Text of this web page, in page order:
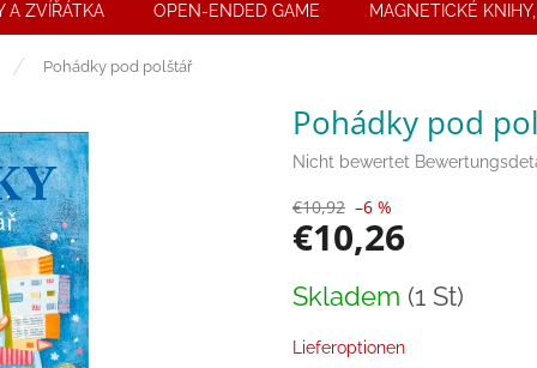
A ZVÍŘÁTKA OPEN-ENDED GAME MAGNETICKÉ
Pohádky pod polštář
Pohádky pod
Die
Produktbewertung
ist
0,0
5
Nicht bewertet
€10,92 –6 %
€10,26
Skladem (1 St)
Lieferoptionen